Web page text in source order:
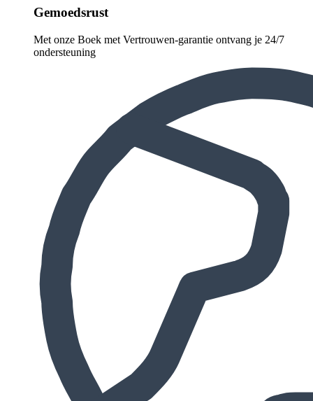
Gemoedsrust
Met onze Boek met Vertrouwen-garantie ontvang je 24/7
ondersteuning